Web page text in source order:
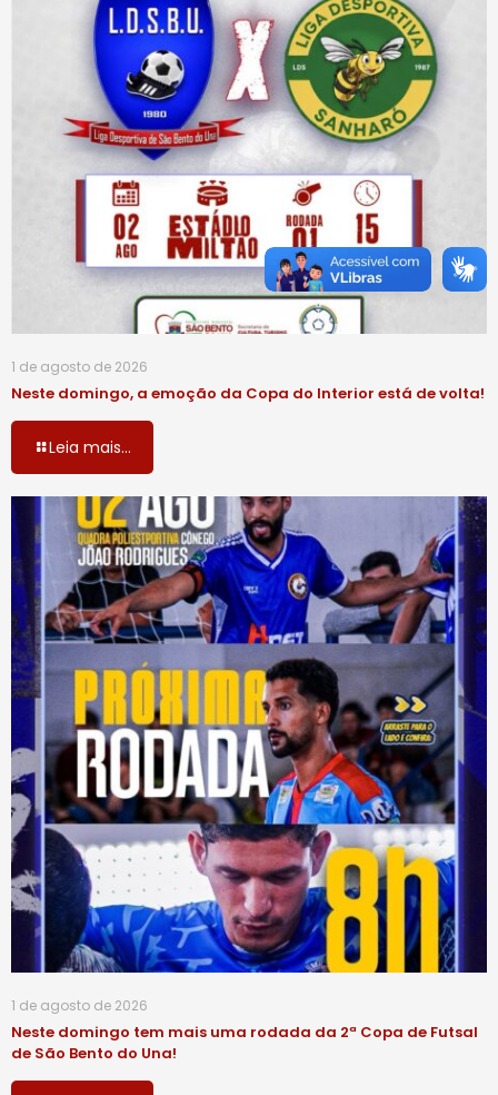
1 de agosto de 2026
Neste domingo, a emoção da Copa do Interior está de volta!
Leia mais...
1 de agosto de 2026
Neste domingo tem mais uma rodada da 2ª Copa de Futsal
de São Bento do Una!